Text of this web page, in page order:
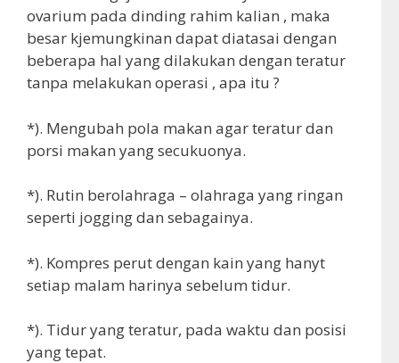
ovarium pada dinding rahim kalian , maka
besar kjemungkinan dapat diatasai dengan
beberapa hal yang dilakukan dengan teratur
tanpa melakukan operasi , apa itu ?
*). Mengubah pola makan agar teratur dan
porsi makan yang secukuonya.
*). Rutin berolahraga – olahraga yang ringan
seperti jogging dan sebagainya.
*). Kompres perut dengan kain yang hanyt
setiap malam harinya sebelum tidur.
*). Tidur yang teratur, pada waktu dan posisi
yang tepat.